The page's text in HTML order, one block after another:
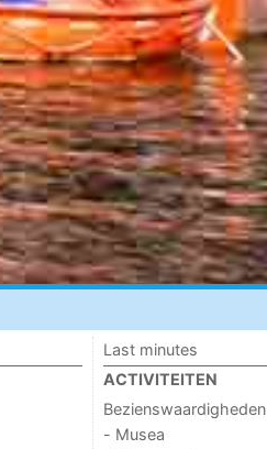
Last minutes
ACTIVITEITEN
Bezienswaardigheden
- Musea